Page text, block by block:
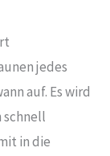
jedes
auf. Es wird
schnell
in die